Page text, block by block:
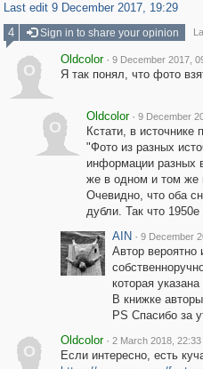
Last edit 9 December 2017, 19:29
4
Sign in to share your opinion
O
Oldcolor · 9 December 2017,
Я так понял, что фото
O
Oldcolor · 9 December
Кстати, в
"Фото из разных
информации разных
же в одном и том же
Очевидно, что оба
дубли. Так что
AIN · 9 December
Автор вероятно
которая
В книжке
PS Спасибо за
O
Oldcolor · 2 March 2018, 22:33
Если интересно, есть